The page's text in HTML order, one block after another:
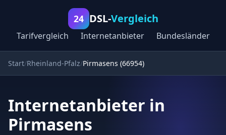
24 DSL-Vergleich
Tarifvergleich Internetanbieter Bundesländer
Start Rheinland-Pfalz Pirmasens (66954)
Internetanbieter in
Pirmasens